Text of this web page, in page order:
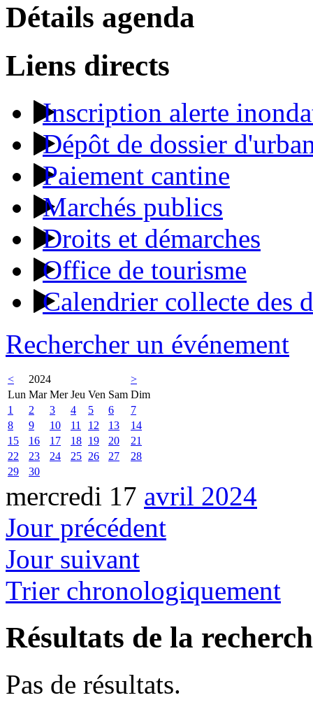
Détails agenda
Liens directs
Inscription alerte
Dépôt de dossier
Paiement cantine
Marchés publics
Droits et démarches
Office de tourisme
Calendrier collecte des
Rechercher un événement
< 2024
>
Lun Mar Mer Jeu Ven Sam Dim
1
2 3 4 5 6
7
8
9 10 11 12 13
14
15
16 17 18 19 20
21
22
23 24 25 26 27
28
29
30
mercredi 17 avril 2024
Jour précédent
Jour suivant
Trier chronologiquement
Résultats de la
Pas de résultats.